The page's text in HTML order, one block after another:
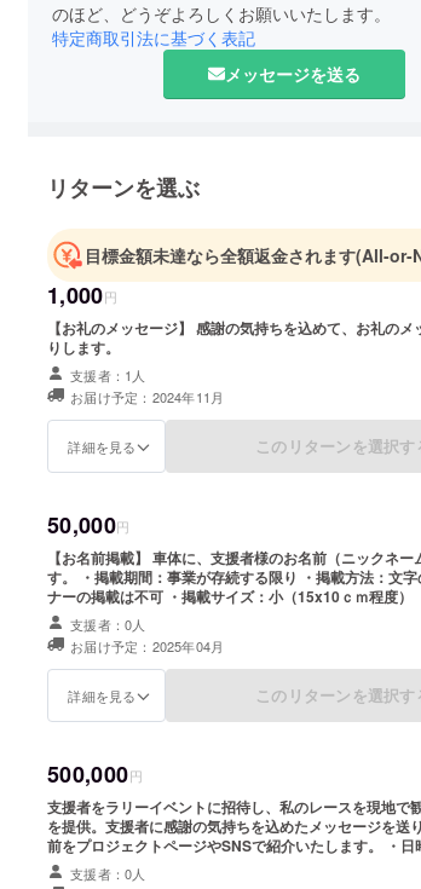
のほど、どうぞよろしくお願いいたします。
特定商取引法に基づく表記
メッセージを送る
リターンを選ぶ
目標金額未達なら全額返金されます(All-or-
1,000円
【お礼のメッセージ】 感謝の気持ちを込めて、お礼の
りします。
支援者：1人
お届け予定：2024年11月
詳細を見る このリターンを選択す
50,000円
【お名前掲載】 車体に、支援者様のお名前（ニックネー
す。 ・掲載期間：事業が存続する限り ・掲載方法：文
ナーの掲載は不可 ・掲載サイズ：小（15x10ｃｍ程度）
備考欄に希望されるお名前をご記入ください。(備考欄記
支援者：0人
お届け予定：2025年04月
詳細を見る このリターンを選択す
500,000円
支援者をラリーイベントに招待し、私のレースを現地で
を提供。支援者に感謝の気持ちを込めたメッセージを送
前をプロジェクトページやSNSで紹介いたします。 ・日時：まだ細かい
日時などはわからないのですが、26年内に行われる地域
リーイベントに必ず出場します。イベントの詳細がわか
支援者：0人